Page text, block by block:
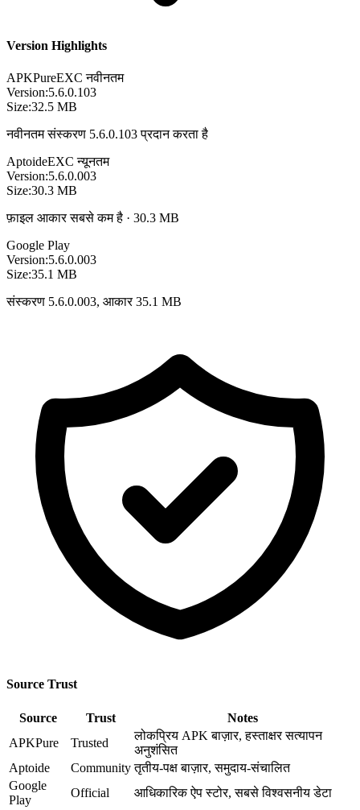
Version Highlights
APKPureEXC नवीनतम
Version:5.6.0.103
Size:32.5 MB
नवीनतम संस्करण 5.6.0.103 प्रदान करता है
AptoideEXC न्यूनतम
Version:5.6.0.003
Size:30.3 MB
फ़ाइल आकार सबसे कम है · 30.3 MB
Google Play
Version:5.6.0.003
Size:35.1 MB
संस्करण 5.6.0.003, आकार 35.1 MB
Source Trust
Source Trust
Notes
APKPure
Trusted
लोकप्रिय APK बाज़ार, हस्ताक्षर सत्यापन
अनुशंसित
Aptoide
Community तृतीय-पक्ष बाज़ार, समुदाय-संचालित
Google
Play
Official आधिकारिक ऐप स्टोर, सबसे विश्वसनीय डेटा